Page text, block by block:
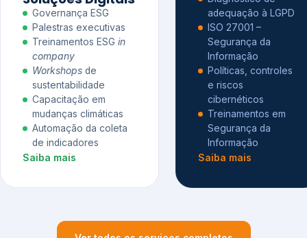
Governança ESG
Palestras executivas
Treinamentos ESG in
company
Workshops de
sustentabilidade
Capacitação em
mudanças climáticas
Automação da coleta
de indicadores
Saiba mais
adequação à LGPD
ISO 27001 –
Segurança da
Informação
Políticas, controles
e riscos
cibernéticos
Treinamentos em
Segurança da
Informação
Saiba mais